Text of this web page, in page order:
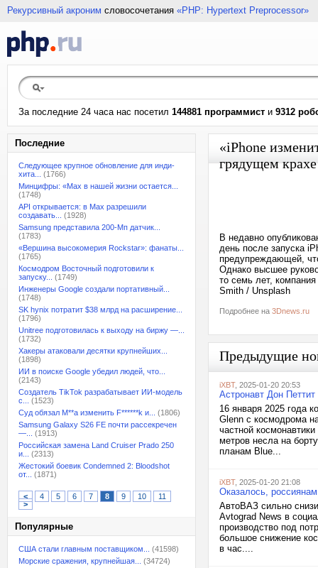
Рекурсивный акроним словосочетания «PHP: Hypertext Preprocessor»
За последние 24 часа нас посетил 144881 программист и 9312
Последние
Следующее крупное обновление для инди-
хита...
(1766)
Минцифры: «Max в нашей жизни остается...
(1748)
API открывается: в Max разрешили
создавать...
(1928)
Samsung представила 200-Мп датчик...
(1783)
«Вершина высокомерия Rockstar»: фанаты...
(1765)
Космодром Восточный подготовили к
запуску...
(1749)
Инженеры Google создали портативный...
(1748)
SK hynix потратит $38 млрд на расширение...
(1796)
Unitree подготовилась к выходу на биржу —...
(1732)
Хакеры атаковали десятки крупнейших...
(1898)
ИИ в поиске Google убедил людей, что...
(2143)
Создатель TikTok разрабатывает ИИ-модель
с...
(1523)
Суд обязал M**a изменить F******k и...
(1806)
Samsung Galaxy S26 FE почти рассекречен
—...
(1913)
Российская замена Land Cruiser Prado 250
и...
(2313)
Жестокий боевик Condemned 2: Bloodshot
от...
(1871)
< 4 5 6 7 8 9 10
11
>
Популярные
США стали главным поставщиком...
(41598)
Морские сражения, крупнейшая...
(34724)
«iPhone
грядущем
В недавно
день после запуска
предупреждающей,
Однако высшее
то семь лет,
Smith / Unsplash
Подробнее на 3Dnews.ru
Предыдущие
iXBT, 2025-01-20 20:53
Астронавт Дон
16 января 2025 года
Glenn с космодрома
частной
метров несла на
планам Blue...
iXBT, 2025-01-20 21:08
Оказалось,
АвтоВАЗ сильно
Avtograd News в
производство под
большое снижение
в час....